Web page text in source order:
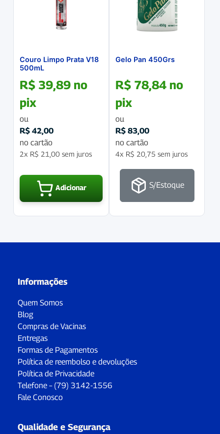
Couro Limpo Prata V18
500mL
R$ 39,89 no
pix
ou
R$ 42,00
no cartão
2x R$ 21,00 sem juros
Adicionar
Gelo Pan 450Grs
R$ 78,84 no
pix
ou
R$ 83,00
no cartão
4x R$ 20,75 sem juros
S/Estoque
Informações
Quem Somos
Blog
Compras de Vacinas
Entregas
Formas de Pagamentos
Política de reembolso e devoluções
Política de Privacidade
Telefone – (79) 3142-1556
Fale Conosco
Qualidade e Segurança